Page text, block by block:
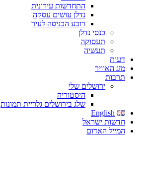
התחדשות עירונית
נדלן עושים עסקה
רובע הכניסה לעיר
כנסי נדלן
תעסוקה
תעשיה
דעות
מזג האוויר
תרבות
ירושלים שלי
היסטוריה
שלג בירושלים גלריית תמונות
English
חדשות ישראל
המייל האדום